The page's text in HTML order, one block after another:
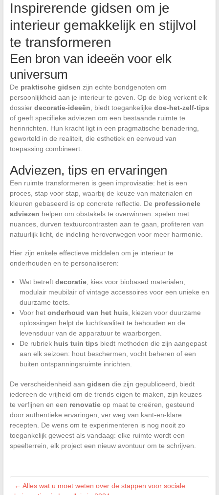
Inspirerende gidsen om je
interieur gemakkelijk en stijlvol
te transformeren
Een bron van ideeën voor elk
universum
De praktische gidsen zijn echte bondgenoten om
persoonlijkheid aan je interieur te geven. Op de blog verkent elk
dossier decoratie-ideeën , biedt toegankelijke doe-het-zelf-tips
of geeft specifieke adviezen om een bestaande ruimte te
herinrichten. Hun kracht ligt in een pragmatische benadering,
geworteld in de realiteit, die esthetiek en eenvoud van
toepassing combineert.
Adviezen, tips en ervaringen
Een ruimte transformeren is geen improvisatie: het is een
proces, stap voor stap, waarbij de keuze van materialen en
kleuren gebaseerd is op concrete reflectie. De professionele
adviezen helpen om obstakels te overwinnen: spelen met
nuances, durven textuurcontrasten aan te gaan, profiteren van
natuurlijk licht, de indeling heroverwegen voor meer harmonie.
Hier zijn enkele effectieve middelen om je interieur te
onderhouden en te personaliseren:
Wat betreft decoratie, kies voor biobased materialen,
modulair meubilair of vintage accessoires voor een unieke en
duurzame toets.
Voor het onderhoud van het huis , kiezen voor duurzame
oplossingen helpt de luchtkwaliteit te behouden en de
levensduur van de apparatuur te waarborgen.
De rubriek huis tuin tips biedt methoden die zijn aangepast
aan elk seizoen: hout beschermen, vocht beheren of een
buiten ontspanningsruimte inrichten.
De verscheidenheid aan gidsen die zijn gepubliceerd, biedt
iedereen de vrijheid om de trends eigen te maken, zijn keuzes
te verfijnen en een renovatieop maat te creëren, gesteund
door authentieke ervaringen, ver weg van kant-en-klare
recepten. De wens om te experimenteren is nog nooit zo
toegankelijk geweest als vandaag: elke ruimte wordt een
speelterrein, elk project een nieuw avontuur om te schrijven.
← Alles wat u moet weten over de stappen voor sociale